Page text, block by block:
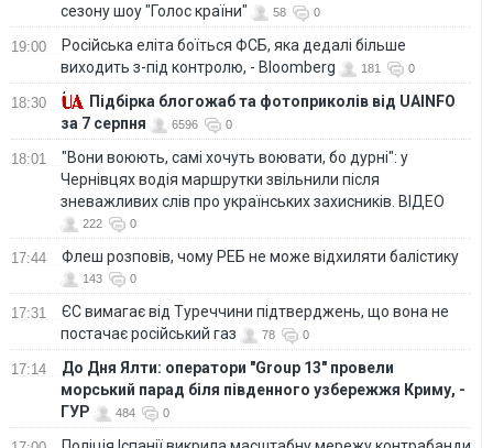
сезону шоу "Голос країни"
58 0
19:00
Російська еліта боїться ФСБ, яка дедалі більше
виходить з-під контролю, - Bloomberg
181 0
18:30
Підбірка блогожаб та фотоприколів від UAINFO
за 7 серпня
6596 0
18:01
"Вони воюють, самі хочуть воювати, бо дурні": у
Чернівцях водія маршрутки звільнили після
зневажливих слів про українських захисників. ВІДЕО
222 0
17:44 Флеш розповів, чому РЕБ не може відхиляти балістику
143 0
17:31
ЄС вимагає від Туреччини підтверджень, що вона не
постачає російський газ
78 0
17:14
До Дня Ялти: оператори "Group 13" провели
морський парад біля південного узбережжя Криму, -
ГУР
484 0